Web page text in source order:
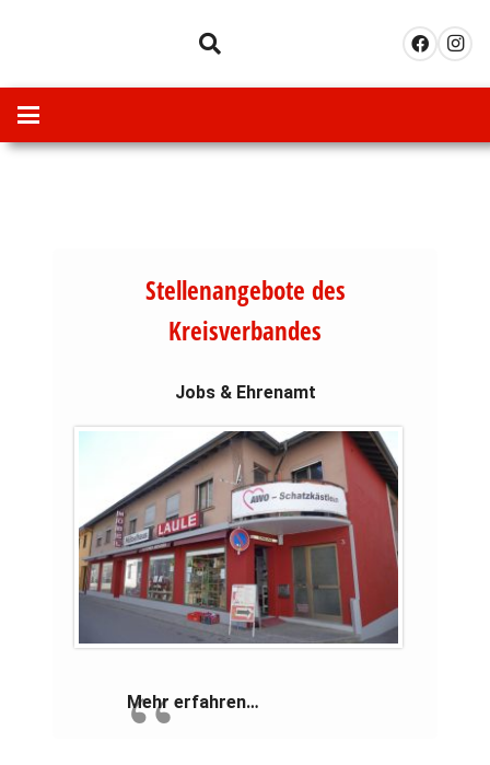
Stellenangebote des
Kreisverbandes
Jobs & Ehrenamt
Mehr erfahren…